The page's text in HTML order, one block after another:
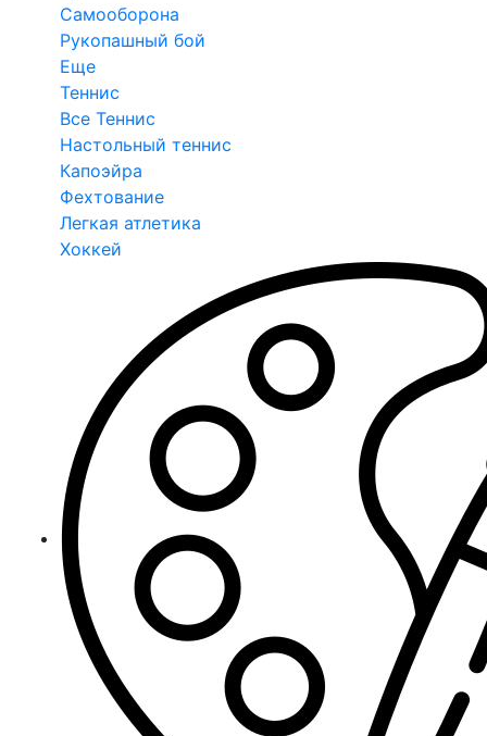
Самооборона
Рукопашный бой
Еще
Теннис
Все Теннис
Настольный теннис
Капоэйра
Фехтование
Легкая атлетика
Хоккей